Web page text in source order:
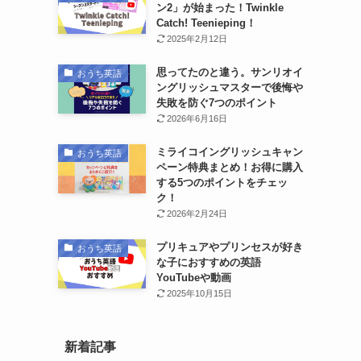
ン2」が始まった！Twinkle
Catch! Teenieping！
2025年2月12日
おうち英語
思ってたのと違う。サンリオイ
ングリッシュマスターで後悔や
失敗を防ぐ7つのポイント
2026年6月16日
おうち英語
ミライコイングリッシュキャン
ペーン特典まとめ！お得に購入
する5つのポイントをチェッ
ク！
2026年2月24日
おうち英語
プリキュアやプリンセスが好き
な子におすすめの英語
YouTubeや動画
2025年10月15日
新着記事